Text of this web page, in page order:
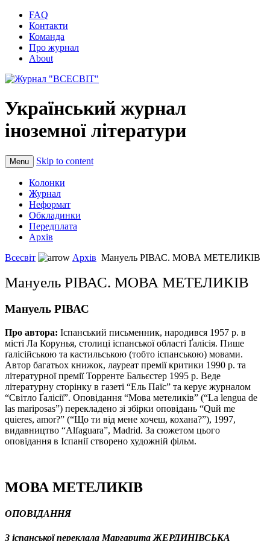
FAQ
Контакти
Команда
Про журнал
About
Український журнал
іноземної літератури
Menu Skip to content
Колонки
Журнал
Неформат
Обкладинки
Передплата
Архів
Всесвіт
Архів Мануель РІВАС. МОВА МЕТЕЛИКІВ
Мануель РІВАС. МОВА МЕТЕЛИКІВ
Мануель РІВАС
Про автора: Іспанський письменник, народився 1957 р. в
місті Ла Корунья, столиці іспанської області Ґалісія. Пише
ґалісійською та кастильською (тобто іспанською) мовами.
Автор багатьох книжок, лауреат премії критики 1990 р. та
літературної премії Торренте Бальєстер 1995 р. Веде
літературну сторінку в газеті “Ель Паїс” та керує журналом
“Світло Ґалісії”. Оповідання “Мова метеликів” (“La lengua de
las mariposas”) перекладено зі збірки оповідань “Quй me
quieres, amor?” (“Що ти від мене хочеш, кохана?”), 1997,
видавництво “Alfaguara”, Madrid. За сюжетом цього
оповідання в Іспанії створено художній фільм.
МОВА МЕТЕЛИКІВ
ОПОВІДАННЯ
З іспанської переклала Маргарита ЖЕРДИНІВСЬКА